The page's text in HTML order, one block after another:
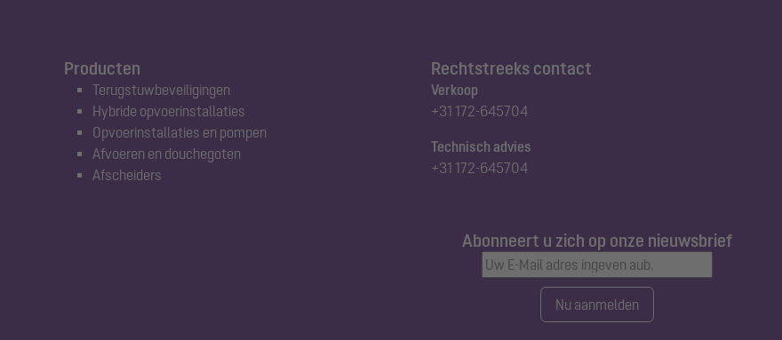
Producten
Terugstuwbeveiligingen
Hybride opvoerinstallaties
Opvoerinstallaties en pompen
Afvoeren en douchegoten
Afscheiders
Rechtstreeks contact
Verkoop
+31 172-645704
Technisch advies
+31 172-645704
Abonneert u zich op onze nieuwsbrief
Nu aanmelden